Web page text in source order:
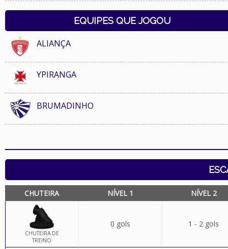
EQUIPES QUE JOGOU
ALIANÇA
YPIRANGA
BRUMADINHO
CHUTEIRA NÍVEL 1 NÍVEL 2
CHUTEIRA DE
TREINO
0 gols 1 - 2 gols